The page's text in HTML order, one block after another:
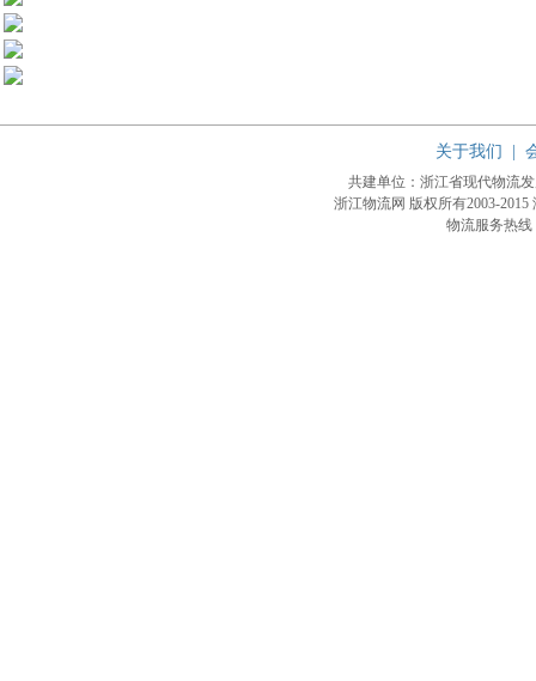
关于我们
共建单位：浙江省现代物流
浙江物流网 版权所有2003-2015
物流服务热线